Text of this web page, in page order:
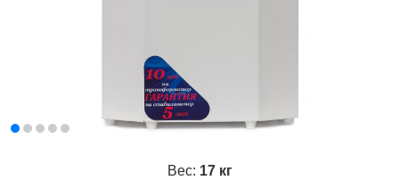
Вес: 17 кг